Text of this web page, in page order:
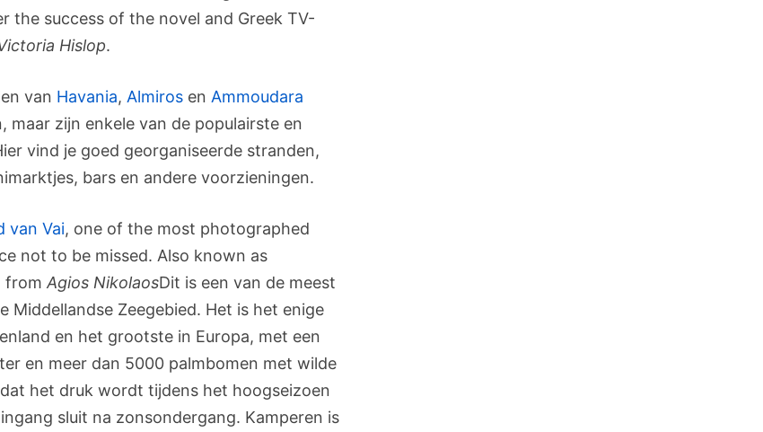
the success of the novel and Greek TV-
Hislop.
van Havania, Almiros en Ammoudara
maar zijn enkele van de populairste en
vind je goed georganiseerde stranden,
bars en andere voorzieningen.
van Vai, one of the most photographed
not to be missed. Also known as
from Agios NikolaosDit is een van de meest
Middellandse Zeegebied. Het is het enige
en het grootste in Europa, met een
en meer dan 5000 palmbomen met wilde
het druk wordt tijdens het hoogseizoen
sluit na zonsondergang. Kamperen is